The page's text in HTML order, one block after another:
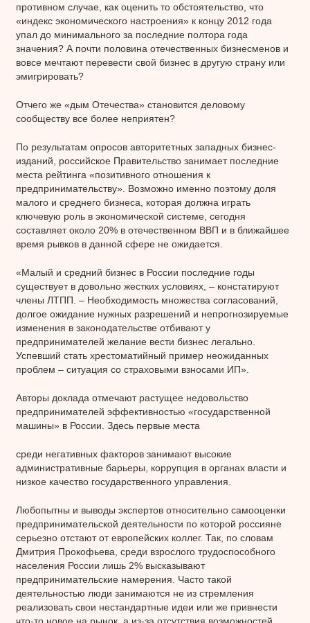
противном случае, как оценить то обстоятельство, что
«индекс экономического настроения» к концу 2012 года
упал до минимального за последние полтора года
значения? А почти половина отечественных бизнесменов и
вовсе мечтают перевести свой бизнес в другую страну или
эмигрировать?
Отчего же «дым Отечества» становится деловому
сообществу все более неприятен?
По результатам опросов авторитетных западных бизнес-
изданий, российское Правительство занимает последние
места рейтинга «позитивного отношения к
предпринимательству». Возможно именно поэтому доля
малого и среднего бизнеса, которая должна играть
ключевую роль в экономической системе, сегодня
составляет около 20% в отечественном ВВП и в ближайшее
время рывков в данной сфере не ожидается.
«Малый и средний бизнес в России последние годы
существует в довольно жестких условиях, – констатируют
члены ЛТПП. – Необходимость множества согласований,
долгое ожидание нужных разрешений и непрогнозируемые
изменения в законодательстве отбивают у
предпринимателей желание вести бизнес легально.
Успевший стать хрестоматийный пример неожиданных
проблем – ситуация со страховыми взносами ИП».
Авторы доклада отмечают растущее недовольство
предпринимателей эффективностью «государственной
машины» в России. Здесь первые места
среди негативных факторов занимают высокие
административные барьеры, коррупция в органах власти и
низкое качество государственного управления.
Любопытны и выводы экспертов относительно самооценки
предпринимательской деятельности по которой россияне
серьезно отстают от европейских коллег. Так, по словам
Дмитрия Прокофьева, среди взрослого трудоспособного
населения России лишь 2% высказывают
предпринимательские намерения. Часто такой
деятельностью люди занимаются не из стремления
реализовать свои нестандартные идеи или же привнести